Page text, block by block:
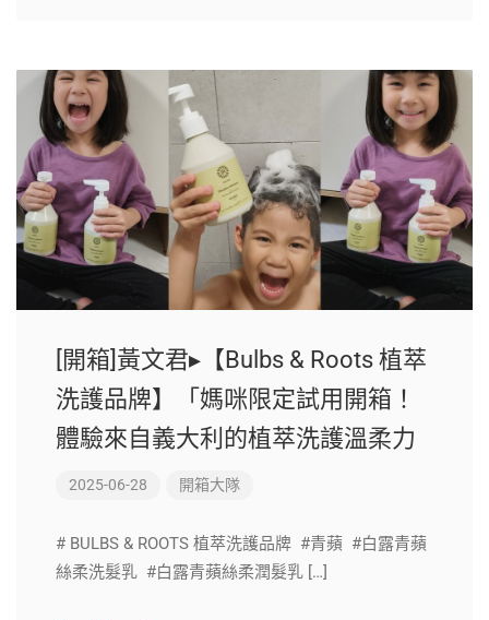
[開箱]黃文君▸【Bulbs & Roots 植萃
洗護品牌】「媽咪限定試用開箱！
體驗來自義大利的植萃洗護溫柔力
2025-06-28 開箱大隊
# BULBS & ROOTS 植萃洗護品牌 #青蘋 #白露青蘋
絲柔洗髮乳 #白露青蘋絲柔潤髮乳 […]